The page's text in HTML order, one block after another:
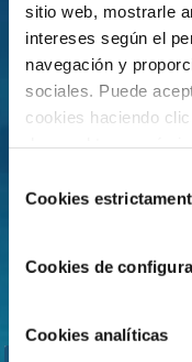
sitio web, mostrarle
intereses según el
navegación y
sociales. Puede
cookies haciendo
footer de este sitio
deCookies
Cookies de
Cookies analíticas